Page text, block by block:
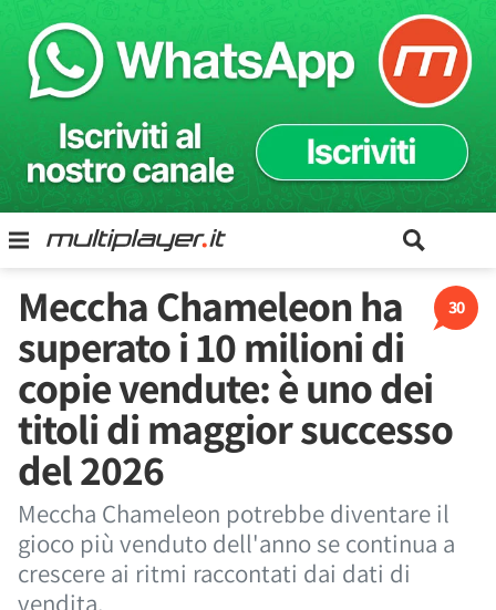
30
Meccha Chameleon ha
superato i 10 milioni di
copie vendute: è uno dei
titoli di maggior successo
del 2026
Meccha Chameleon potrebbe diventare il
gioco più venduto dell'anno se continua a
crescere ai ritmi raccontati dai dati di
vendita.